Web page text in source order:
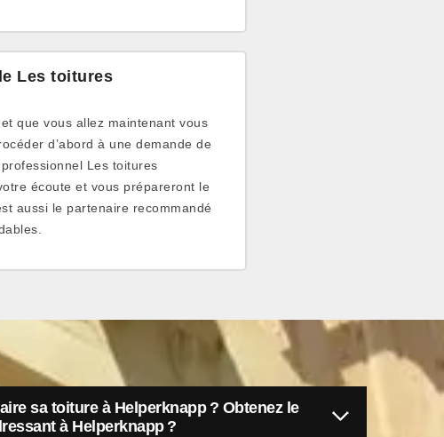
Les toitures
que vous allez maintenant vous
d’abord à une demande de
Les toitures
écoute et vous prépareront le
aussi le partenaire recommandé
sa toiture à Helperknapp ? Obtenez le
à Helperknapp ?